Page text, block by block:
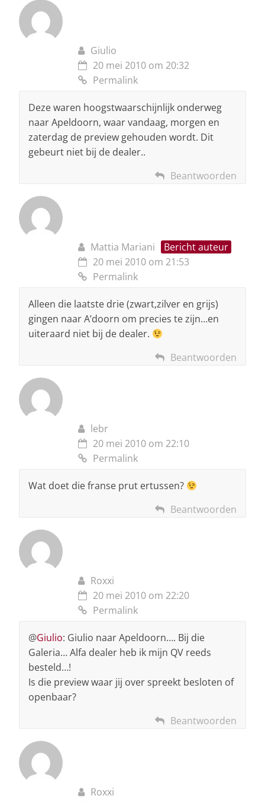
Giulio
20 mei 2010 om 20:32
Permalink
Deze waren hoogstwaarschijnlijk onderweg
naar Apeldoorn, waar vandaag, morgen en
zaterdag de preview gehouden wordt. Dit
gebeurt niet bij de dealer..
Beantwoorden
Mattia Mariani
Bericht auteur
20 mei 2010 om 21:53
Permalink
Alleen die laatste drie (zwart,zilver en grijs)
gingen naar A’doorn om precies te zijn…en
uiteraard niet bij de dealer.
Beantwoorden
lebr
20 mei 2010 om 22:10
Permalink
Wat doet die franse prut ertussen?
Beantwoorden
Roxxi
20 mei 2010 om 22:20
Permalink
@Giulio: Giulio naar Apeldoorn…. Bij die
Galeria… Alfa dealer heb ik mijn QV reeds
besteld…!
Is die preview waar jij over spreekt besloten of
openbaar?
Beantwoorden
Roxxi